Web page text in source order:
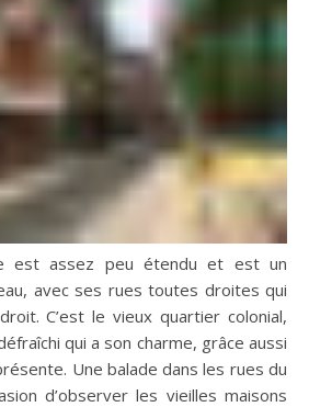
est assez peu étendu et est un
avec ses rues toutes droites qui
C’est le vieux quartier colonial,
qui a son charme, grâce aussi
Une balade dans les rues du
d’observer les vieilles maisons